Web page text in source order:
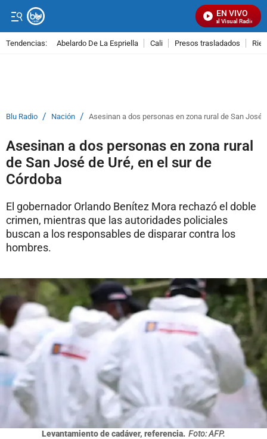
EN VIVO
Señal Visual Radio
Tendencias: Abelardo De La Espriella Cali Presos trasladados
Blu Radio / Nación / Asesinan a dos personas en zona rural de San José
Asesinan a dos personas en zona rural
de San José de Uré, en el sur de
Córdoba
El gobernador Orlando Benítez Mora rechazó el doble
crimen, mientras que las autoridades policiales
buscan a los responsables de disparar contra los
hombres.
Levantamiento de cadáver, referencia. Foto: AFP.